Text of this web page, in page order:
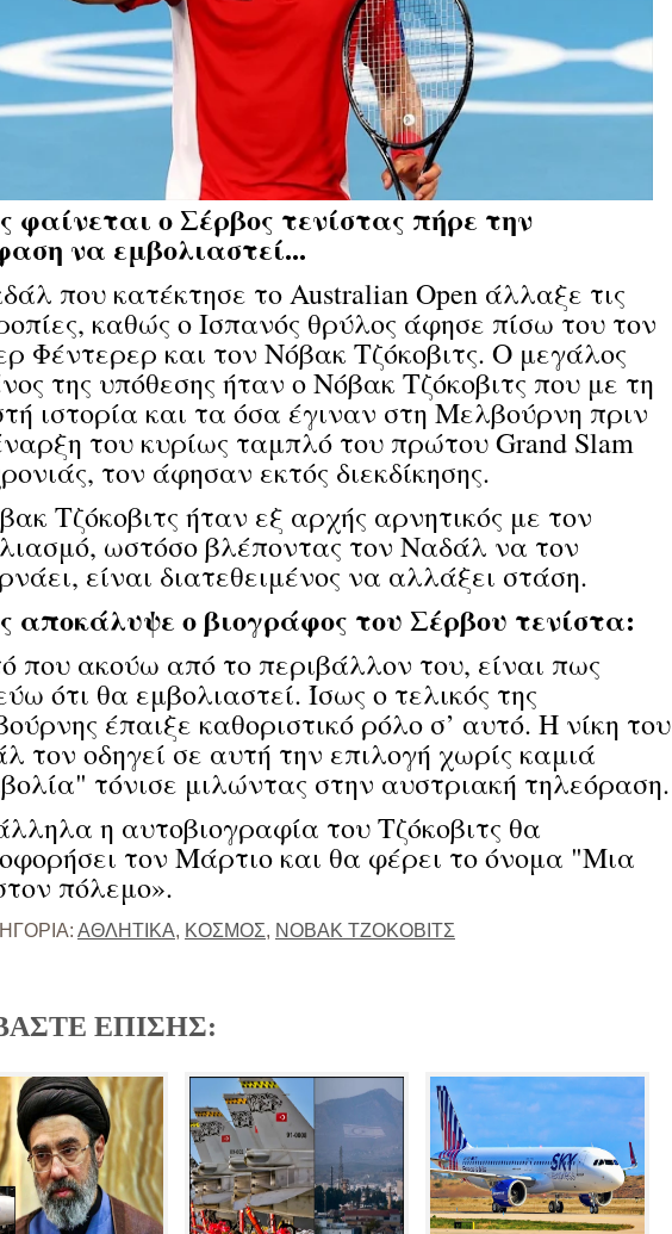
φαίνεται ο Σέρβος τενίστας πήρε την
να εμβολιαστεί...
που κατέκτησε το Australian Open άλλαξε τις
καθώς ο Ισπανός θρύλος άφησε πίσω του τον
Φέντερερ και τον Νόβακ Τζόκοβιτς. Ο μεγάλος
της υπόθεσης ήταν ο Νόβακ Τζόκοβιτς που με τη
ιστορία και τα όσα έγιναν στη Μελβούρνη πριν
του κυρίως ταμπλό του πρώτου Grand Slam
τον άφησαν εκτός διεκδίκησης.
Τζόκοβιτς ήταν εξ αρχής αρνητικός με τον
ωστόσο βλέποντας τον Ναδάλ να τον
είναι διατεθειμένος να αλλάξει στάση.
αποκάλυψε ο βιογράφος του Σέρβου τενίστα:
που ακούω από το περιβάλλον του, είναι πως
ότι θα εμβολιαστεί. Ίσως ο τελικός της
έπαιξε καθοριστικό ρόλο σ’ αυτό. Η νίκη του
τον οδηγεί σε αυτή την επιλογή χωρίς καμιά
τόνισε μιλώντας στην αυστριακή τηλεόραση.
η αυτοβιογραφία του Τζόκοβιτς θα
τον Μάρτιο και θα φέρει το όνομα "Μια
πόλεμο».
ΑΘΛΗΤΙΚΑ, ΚΟΣΜΟΣ, ΝΟΒΑΚ ΤΖΟΚΟΒΙΤΣ
ΕΠΙΣΗΣ: